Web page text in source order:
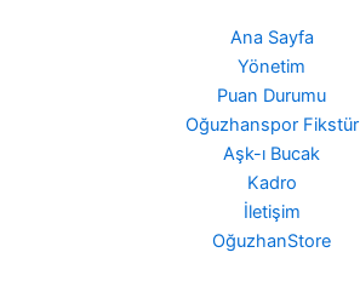
Ana Sayfa
Yönetim
Puan Durumu
Oğuzhanspor Fikstür
Aşk-ı Bucak
Kadro
İletişim
OğuzhanStore